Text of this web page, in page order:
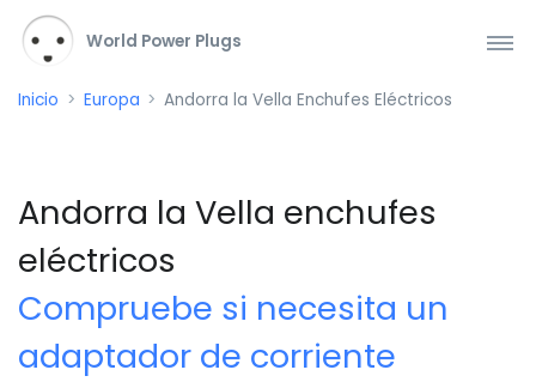
World Power Plugs
Inicio Europa Andorra la Vella Enchufes Eléctricos
Andorra la Vella enchufes
eléctricos
Compruebe si necesita un
adaptador de corriente